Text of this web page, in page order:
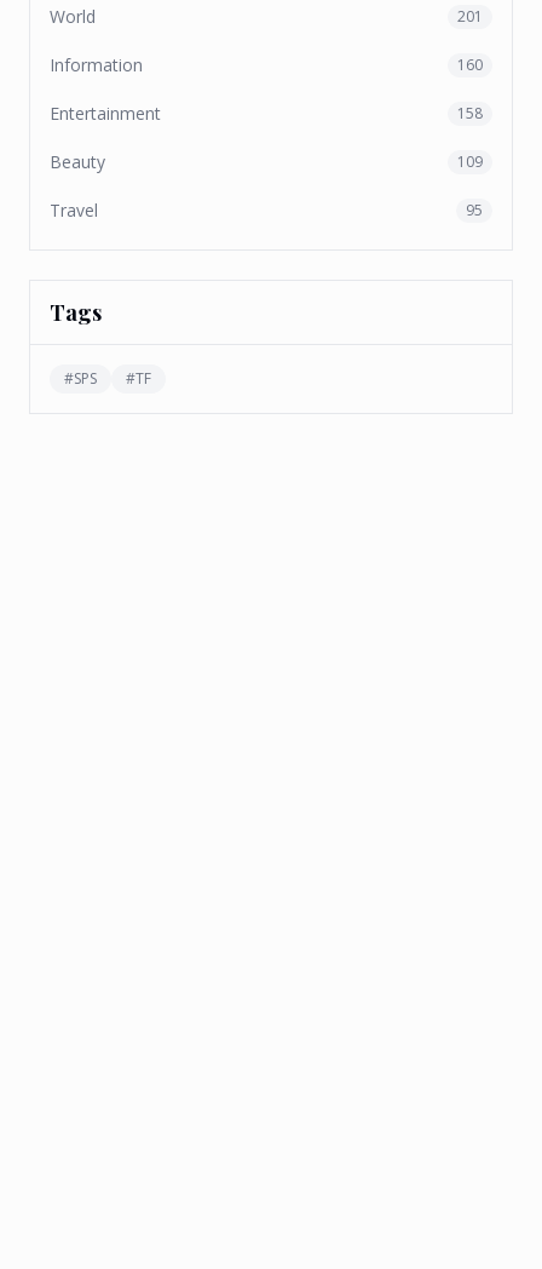
World 201
Information 160
Entertainment 158
Beauty 109
Travel 95
Tags
#SPS #TF